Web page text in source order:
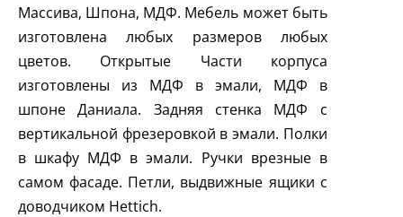
Массива, Шпона, МДФ. Мебель может быть
изготовлена любых размеров любых
цветов. Открытые Части корпуса
изготовлены из МДФ в эмали, МДФ в
шпоне Даниала. Задняя стенка МДФ с
вертикальной фрезеровкой в эмали. Полки
в шкафу МДФ в эмали. Ручки врезные в
самом фасаде. Петли, выдвижные ящики с
доводчиком Hettich.